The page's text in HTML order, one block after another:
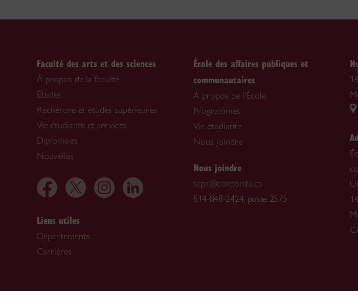
Faculté des arts et des sciences
À propos de la faculté
Études
Recherche et études supérieures
Vie étudiante et services
Diplomé·es
Nouvelles
Liens utiles
Départements
Carrières
École des affaires publiques et
communautaires
À propos de l'École
Programmes
Vie étudiante
Nous joindre
Nous joindre
scpa@concordia.ca
514-848-2424, poste 2575